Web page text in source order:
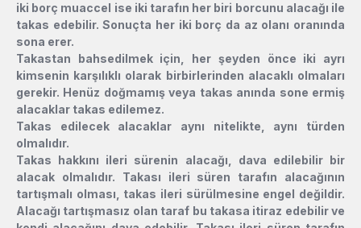
iki borç muaccel ise iki tarafın her biri borcunu alacağı ile
takas edebilir. Sonuçta her iki borç da az olanı oranında
sona erer.
Takastan bahsedilmek için, her şeyden önce iki ayrı
kimsenin karşılıklı olarak birbirlerinden alacaklı olmaları
gerekir. Henüz doğmamış veya takas anında sone ermiş
alacaklar takas edilemez.
Takas edilecek alacaklar aynı nitelikte, aynı türden
olmalıdır.
Takas hakkını ileri sürenin alacağı, dava edilebilir bir
alacak olmalıdır. Takası ileri süren tarafın alacağının
tartışmalı olması, takas ileri sürülmesine engel değildir.
Alacağı tartışmasız olan taraf bu takasa itiraz edebilir ve